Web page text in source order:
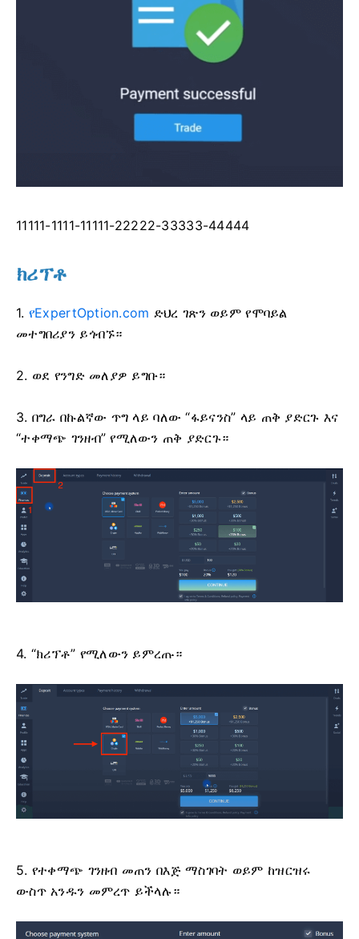
11111-1111-11111-22222-33333-44444
ክሪፕቶ
1. የExpertOption.com ድህረ ገጽን ወይም የሞባይል
መተግበሪያን ይጎብኙ።
2. ወደ የንግድ መለያዎ ይግቡ።
3. በግራ በኩልኛው ጥግ ላይ ባለው “ፋይናንስ” ላይ ጠቅ ያድርጉ እና
“ተቀማጭ ገንዘብ” የሚለውን ጠቅ ያድርጉ።
4. “ክሪፕቶ” የሚለውን ይምረጡ።
5. የተቀማጭ ገንዘብ መጠን በእጅ ማስገባት ወይም ከዝርዝሩ
ውስጥ አንዱን መምረጥ ይችላሉ።